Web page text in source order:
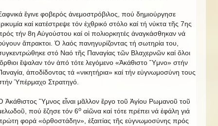
ἔγινε φοβερός ἀνεμοστρόβιλος, πού δημιούργησε
καί κατέστρεψε τόν ἐχθρικό στόλο καί τή νύκτα τῆς 7ης
τήν 8η Αὐγούστου καί οἱ πολιορκητές ἀναγκάσθηκαν νά
ἄπρακτοι. Ὁ λαός πανηγυρίζοντας τή σωτηρία του,
στό Ναό τῆς Παναγίας τῶν Βλαχερνῶν καί ὅλοι
ἔψαλαν τόν ἀπό τότε λεγόμενο «Ἀκάθιστο Ὕμνο» στήν
ἀποδίδοντας τά «νικητήρια» καί τήν εὐγνωμοσύνη τους
Ὑπέρμαχο Στρατηγό.
Ἀκάθιστος Ὕμνος εἶναι μᾶλλον ἔργο τοῦ Ἁγίου Ρωμανοῦ τοῦ
πού ἔζησε τόν 6ο αἰῶνα καί τότε πρέπει νά ἐφάλη γιά
φορά «ὀρθοστάδην», ἐξαιτίας τῆς εὐγνωμοσύνης πρός